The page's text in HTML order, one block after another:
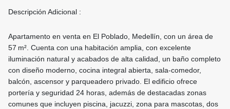
Descripción Adicional :
Apartamento en venta en El Poblado, Medellín, con un área de
57 m². Cuenta con una habitación amplia, con excelente
iluminación natural y acabados de alta calidad, un baño completo
con diseño moderno, cocina integral abierta, sala-comedor,
balcón, ascensor y parqueadero privado. El edificio ofrece
portería y seguridad 24 horas, además de destacadas zonas
comunes que incluyen piscina, jacuzzi, zona para mascotas, dos